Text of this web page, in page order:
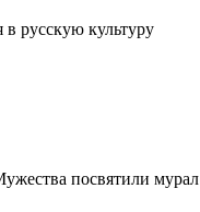
русскую культуру
посвятили мурал